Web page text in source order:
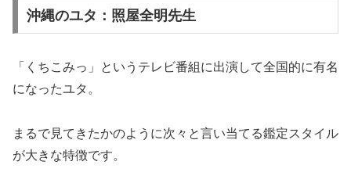
沖縄のユタ：照屋全明先生
「くちこみっ」というテレビ番組に出演して全国的に有名
になったユタ。
まるで見てきたかのように次々と言い当てる鑑定スタイル
が大きな特徴です。